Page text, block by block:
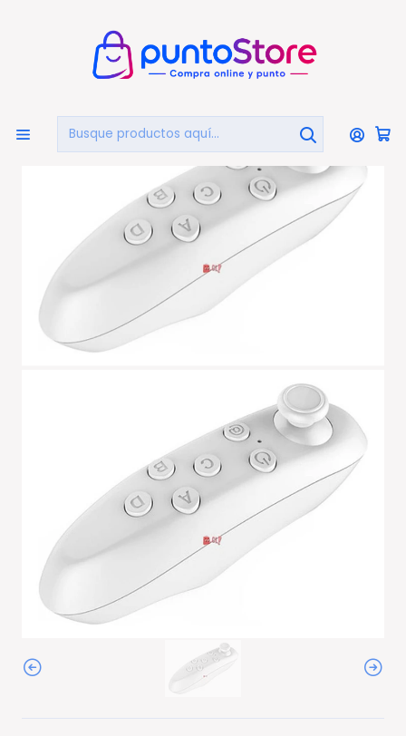
Inicio CELULARES Y ACCESORIOS Joystick
Joystick Bluetooth Vr Box Para iPhone Y Android - Ps